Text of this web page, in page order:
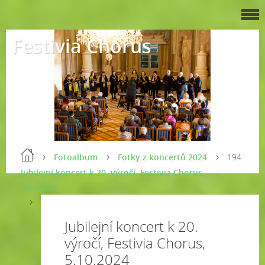
Festivia Chorus
Fotoalbum
Fotky z koncertů 2024
Jubilejní koncert k 20. výročí, Festivia Chorus,
5.10.2024
194
Jubilejní koncert k 20.
výročí, Festivia Chorus,
5.10.2024